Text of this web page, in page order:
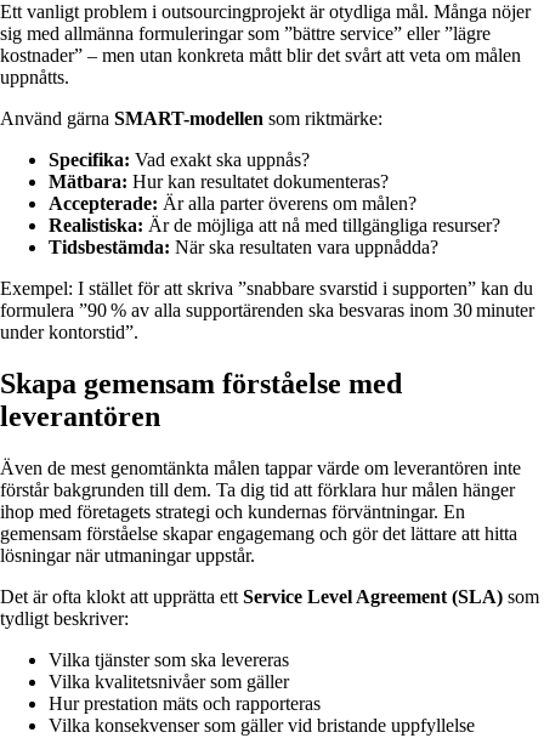
Ett vanligt problem i outsourcingprojekt är otydliga mål. Många nöjer
sig med allmänna formuleringar som ”bättre service” eller ”lägre
kostnader” – men utan konkreta mått blir det svårt att veta om målen
uppnåtts.
Använd gärna SMART-modellen som riktmärke:
Specifika: Vad exakt ska uppnås?
Mätbara: Hur kan resultatet dokumenteras?
Accepterade: Är alla parter överens om målen?
Realistiska: Är de möjliga att nå med tillgängliga resurser?
Tidsbestämda: När ska resultaten vara uppnådda?
Exempel: I stället för att skriva ”snabbare svarstid i supporten” kan du
formulera ”90 % av alla supportärenden ska besvaras inom 30 minuter
under kontorstid”.
Skapa gemensam förståelse med
leverantören
Även de mest genomtänkta målen tappar värde om leverantören inte
förstår bakgrunden till dem. Ta dig tid att förklara hur målen hänger
ihop med företagets strategi och kundernas förväntningar. En
gemensam förståelse skapar engagemang och gör det lättare att hitta
lösningar när utmaningar uppstår.
Det är ofta klokt att upprätta ett Service Level Agreement (SLA) som
tydligt beskriver:
Vilka tjänster som ska levereras
Vilka kvalitetsnivåer som gäller
Hur prestation mäts och rapporteras
Vilka konsekvenser som gäller vid bristande uppfyllelse